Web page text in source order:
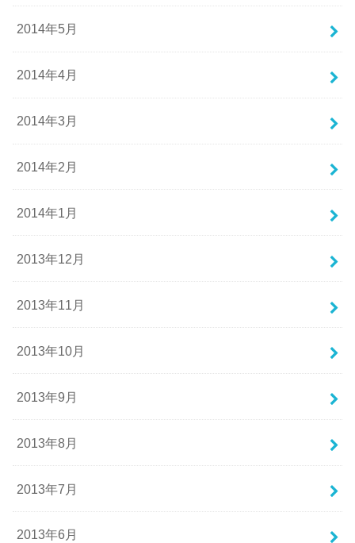
2014年5月
2014年4月
2014年3月
2014年2月
2014年1月
2013年12月
2013年11月
2013年10月
2013年9月
2013年8月
2013年7月
2013年6月